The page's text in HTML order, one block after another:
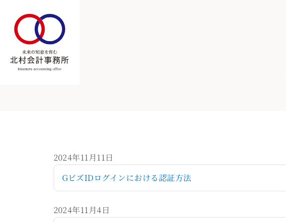
2024年11月11日
GビズIDログインにおける認証方法
2024年11月4日